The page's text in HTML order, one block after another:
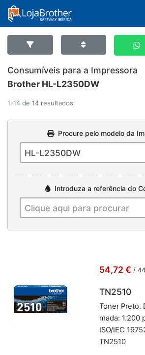
Consumíveis para a Impressora
Brother HL-L2350DW
1-14 de 14 resultados
Procure pelo modelo da
HL-L2350DW
Introduza a referência do
Clique aqui para procurar
54,72 € /
TN2510
Toner Preto.
mada: 1.200
ISO/IEC
TN2510